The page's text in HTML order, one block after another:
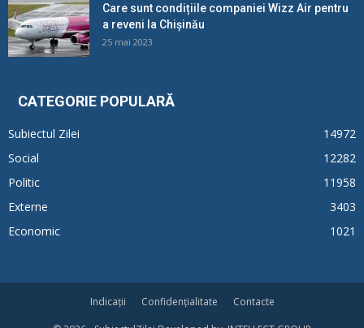
Care sunt condițiile companiei Wizz Air pentru
a reveni la Chișinău
25 mai 2023
CATEGORIE POPULARĂ
Subiectul Zilei
14972
Social
12282
Politic
11958
Externe
3403
Economic
1021
Indicații Confidențialitate
Contacte